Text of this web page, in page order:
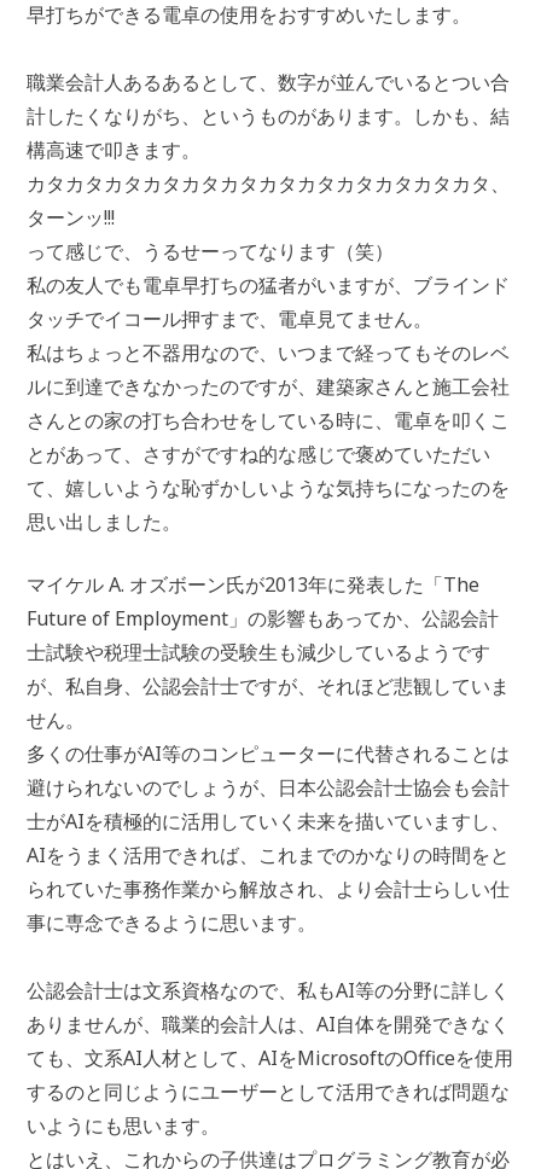
早打ちができる電卓の使用をおすすめいたします。
職業会計人あるあるとして、数字が並んでいるとつい合
計したくなりがち、というものがあります。しかも、結
構高速で叩きます。
カタカタカタカタカタカタカタカタカタカタカタカタ、
ターンッ!!!
って感じで、うるせーってなります（笑）
私の友人でも電卓早打ちの猛者がいますが、ブラインド
タッチでイコール押すまで、電卓見てません。
私はちょっと不器用なので、いつまで経ってもそのレベ
ルに到達できなかったのですが、建築家さんと施工会社
さんとの家の打ち合わせをしている時に、電卓を叩くこ
とがあって、さすがですね的な感じで褒めていただい
て、嬉しいような恥ずかしいような気持ちになったのを
思い出しました。
マイケル A. オズボーン氏が2013年に発表した「The
Future of Employment」の影響もあってか、公認会計
士試験や税理士試験の受験生も減少しているようです
が、私自身、公認会計士ですが、それほど悲観していま
せん。
多くの仕事がAI等のコンピューターに代替されることは
避けられないのでしょうが、日本公認会計士協会も会計
士がAIを積極的に活用していく未来を描いていますし、
AIをうまく活用できれば、これまでのかなりの時間をと
られていた事務作業から解放され、より会計士らしい仕
事に専念できるように思います。
公認会計士は文系資格なので、私もAI等の分野に詳しく
ありませんが、職業的会計人は、AI自体を開発できなく
ても、文系AI人材として、AIをMicrosoftのOfficeを使用
するのと同じようにユーザーとして活用できれば問題な
いようにも思います。
とはいえ、これからの子供達はプログラミング教育が必